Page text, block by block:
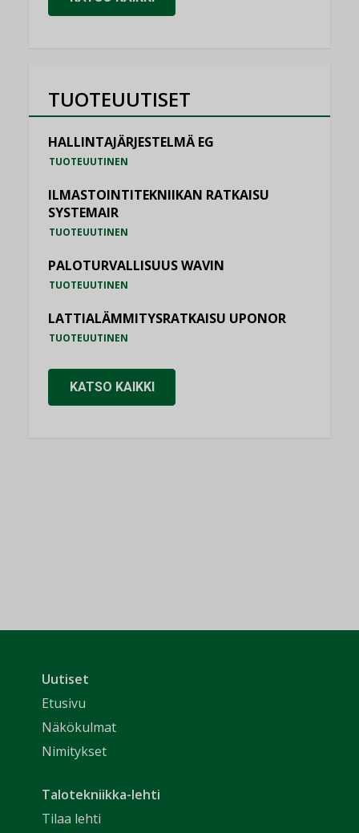
TUOTEUUTISET
HALLINTAJÄRJESTELMÄ EG
TUOTEUUTINEN
ILMASTOINTITEKNIIKAN RATKAISU
SYSTEMAIR
TUOTEUUTINEN
PALOTURVALLISUUS WAVIN
TUOTEUUTINEN
LATTIALÄMMITYSRATKAISU UPONOR
TUOTEUUTINEN
KATSO KAIKKI
Uutiset
Etusivu
Näkökulmat
Nimitykset
Talotekniikka-lehti
Tilaa lehti